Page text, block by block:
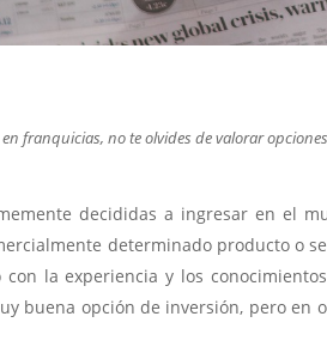
franquicias, no te olvides de valorar
decididas a ingresar en el
determinado producto o
la experiencia y los
buena opción de inversión, pero en